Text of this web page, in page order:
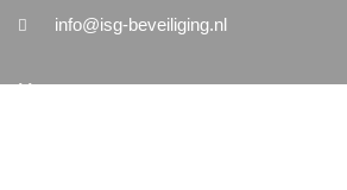
info@isg-beveiliging.nl
Menu